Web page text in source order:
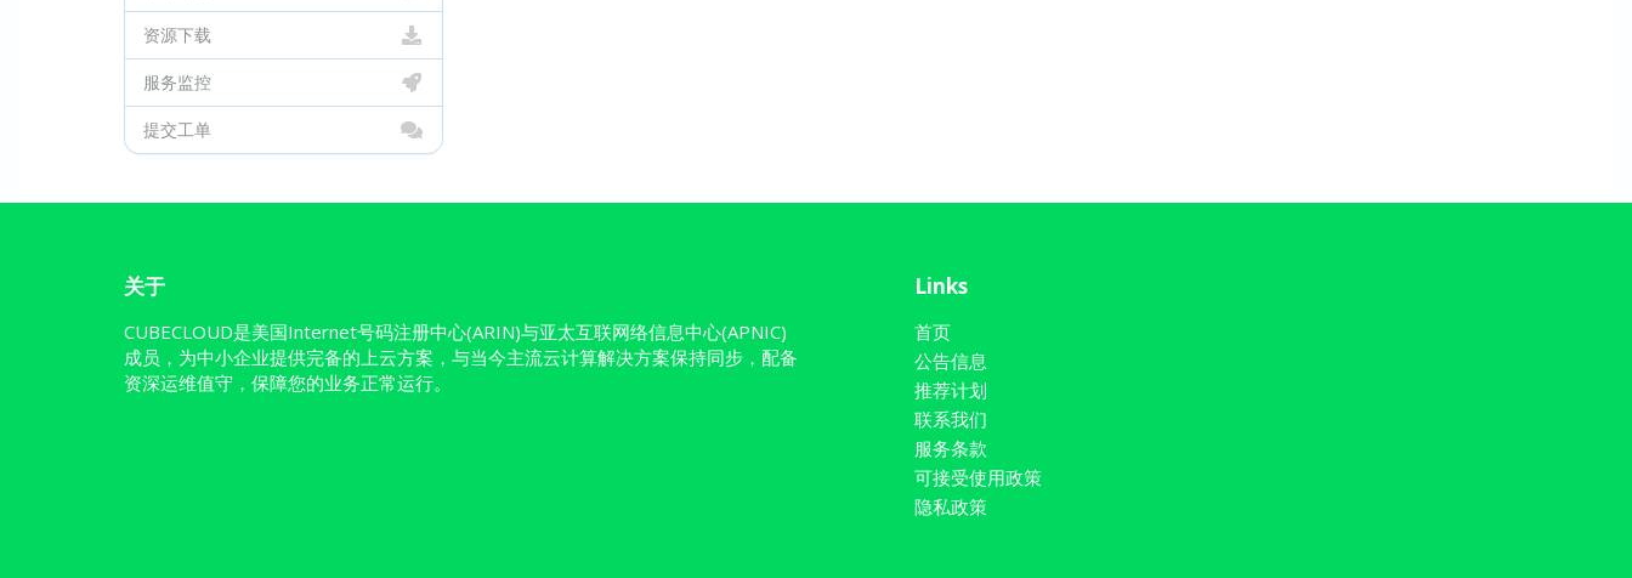
资源下载
服务监控
提交工单
关于
CUBECLOUD是美国Internet号码注册中心(ARIN)与亚太互联网络信息中心(APNIC)
成员，为中小企业提供完备的上云方案，与当今主流云计算解决方案保持同步，配备
资深运维值守，保障您的业务正常运行。
Links
首页
公告信息
推荐计划
联系我们
服务条款
可接受使用政策
隐私政策